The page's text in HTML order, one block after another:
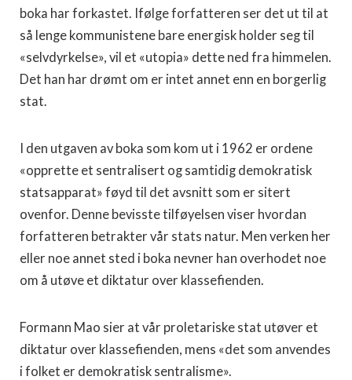
boka har forkastet. Ifølge forfatteren ser det ut til at
så lenge kommunistene bare energisk holder seg til
«selvdyrkelse», vil et «utopia» dette ned fra himmelen.
Det han har drømt om er intet annet enn en borgerlig
stat.
I den utgaven av boka som kom ut i 1962 er ordene
«opprette et sentralisert og samtidig demokratisk
statsapparat» føyd til det avsnitt som er sitert
ovenfor. Denne bevisste tilføyelsen viser hvordan
forfatteren betrakter vår stats natur. Men verken her
eller noe annet sted i boka nevner han overhodet noe
om å utøve et diktatur over klassefienden.
Formann Mao sier at vår proletariske stat utøver et
diktatur over klassefienden, mens «det som anvendes
i folket er demokratisk sentralisme».